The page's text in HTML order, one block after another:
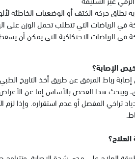
نطاق حركة الكتف أو الوضعيات الخاطئة
في الرياضات التي تتطلب تحمل الوزن على
في الرياضات الاحتكاكية التي يمكن أن
الإصابة؟
رباط المرفق عن طريق أخذ التاريخ
ويبحث هذا الفحص بالأساس إما عن
تراخي المفصل أو عدم استقراره. وإذا لزم